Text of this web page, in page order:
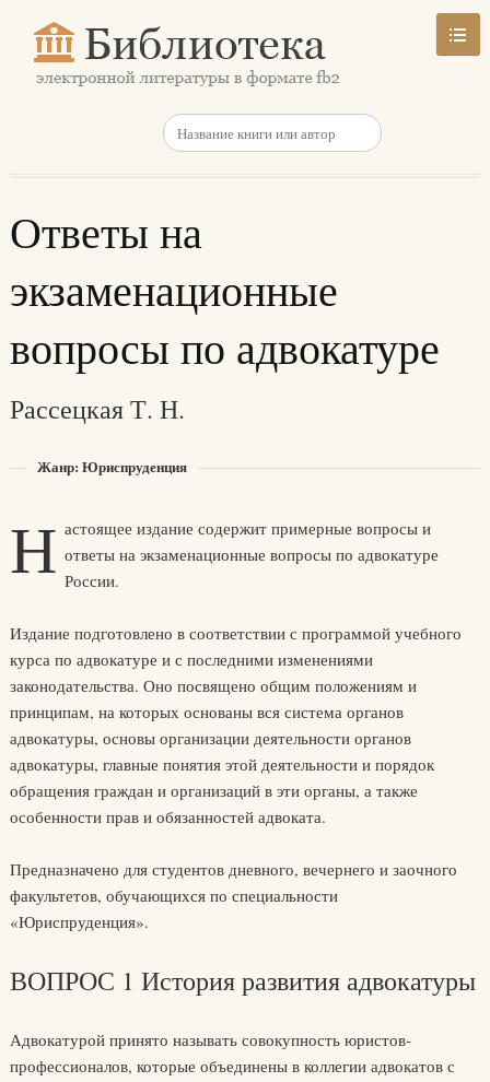
Ответы на
экзаменационные
вопросы по адвокатуре
Рассецкая Т. Н.
Жанр: Юриспруденция
Н астоящее издание содержит примерные вопросы и
ответы на экзаменационные вопросы по адвокатуре
России.
Издание подготовлено в соответствии с программой учебного
курса по адвокатуре и с последними изменениями
законодательства. Оно посвящено общим положениям и
принципам, на которых основаны вся система органов
адвокатуры, основы организации деятельности органов
адвокатуры, главные понятия этой деятельности и порядок
обращения граждан и организаций в эти органы, а также
особенности прав и обязанностей адвоката.
Предназначено для студентов дневного, вечернего и заочного
факультетов, обучающихся по специальности
«Юриспруденция».
ВОПРОС 1 История развития адвокатуры
Адвокатурой принято называть совокупность юристов-
профессионалов, которые объединены в коллегии адвокатов с